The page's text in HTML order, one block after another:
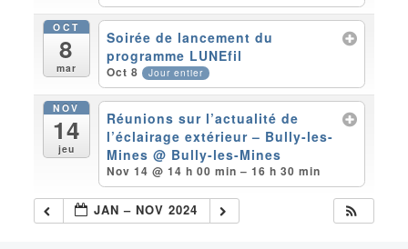
OCT
8
mar
Soirée de lancement du
programme LUNEfil
Oct 8 Jour entier
NOV
14
jeu
Réunions sur l’actualité de
l’éclairage extérieur – Bully-les-
Mines@ Bully-les-Mines
Nov 14 @ 14 h 00 min – 16 h 30 min
JAN – NOV 2024